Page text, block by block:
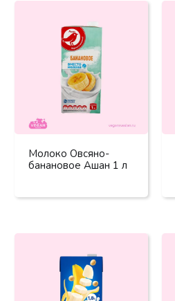
Молоко Овсяно-
банановое Ашан 1 л